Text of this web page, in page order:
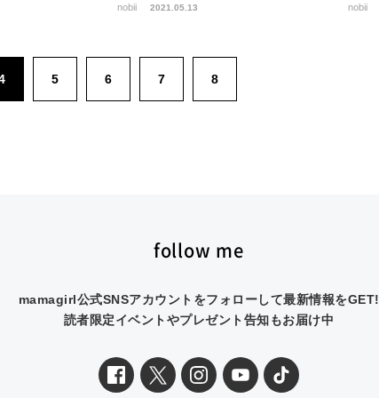
nobii 2021.05.13 nobii
5 6 7 8
follow me
mamagirl公式SNSアカウントをフォローして最新情報をGET!
読者限定イベントやプレゼント告知もお届け中